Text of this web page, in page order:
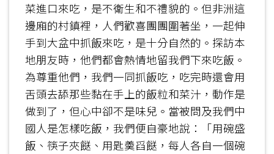
菜進口來吃，是不衛生和不禮貌的。但非洲這
邊廂的村鎮裡，人們歡喜團團圍著坐，一起伸
手到大盆中抓飯來吃，是十分自然的。探訪本
地朋友時，他們都會熱情地留我們下來吃飯。
為尊重他們，我們一同抓飯吃，吃完時還會用
舌頭去舔那些黏在手上的飯粒和菜汁，動作是
做到了，但心中卻不是味兒。當被問及我們中
國人是怎樣吃飯，我們便自豪地說：「用碗盛
飯、筷子夾餸、用匙羮舀餸，每人各自一個碗